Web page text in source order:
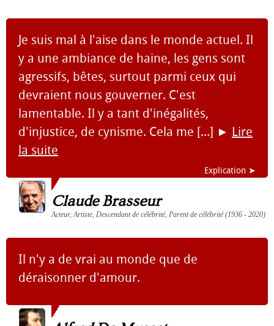
Je suis mal à l'aise dans le monde actuel. Il
y a une ambiance de haine, les gens sont
agressifs, bêtes, surtout parmi ceux qui
devraient nous gouverner. C'est
lamentable. Il y a tant d'inégalités,
d'injustice, de cynisme. Cela me [...] ► Lire
la suite
Explication ➤
Claude Brasseur
Acteur, Artiste, Descendant de célébrité, Parent de célébrité (1936 - 2020)
Il n'y a de vrai au monde que de
déraisonner d'amour.